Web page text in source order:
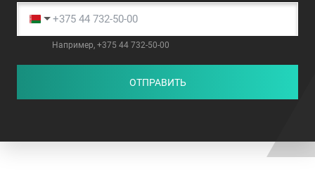
Например, +375 44 732-50-00
ОТПРАВИТЬ